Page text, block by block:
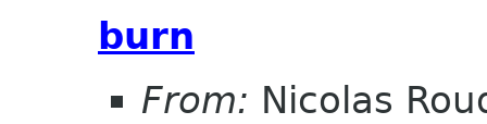
burn
From: Nicolas